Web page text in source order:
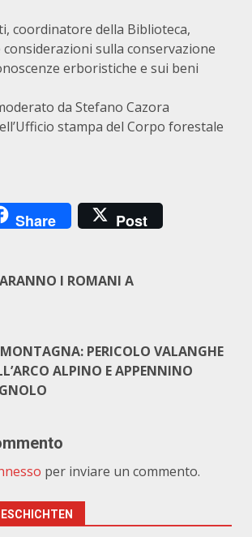
coordinatore della Biblioteca,
sulla conservazione
erboristiche e sui beni
da Stefano Cazora
stampa del Corpo forestale
Share Post
I ROMANI A
PERICOLO VALANGHE
ALPINO E APPENNINO
per inviare un commento.